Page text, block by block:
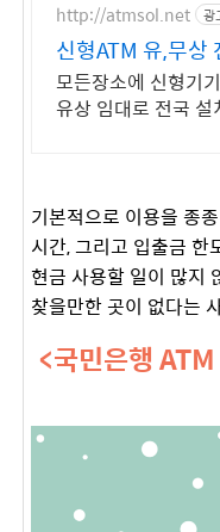
http://atmsol.net 광
신형ATM 유,무상
모든장소에 신형기
유상 임대로 전국 설
기본적으로 이용을 종
시간, 그리고 입출금
현금 사용할 일이 많지
찾을만한 곳이 없다는
<국민은행